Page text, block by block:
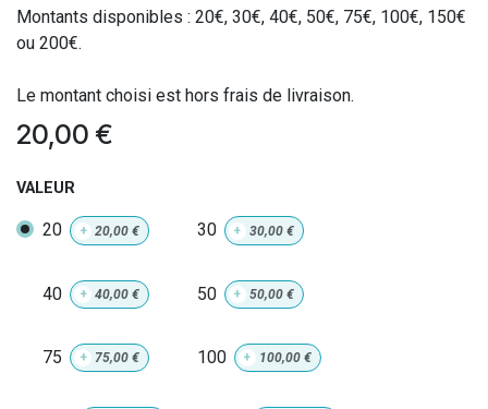
Montants disponibles : 20€, 30€, 40€, 50€, 75€, 100€, 150€
ou 200€.
Le montant choisi est hors frais de livraison.
20,00 €
VALEUR
20 + 20,00 € 30 + 30,00€
40 + 40,00 € 50 + 50,00€
75 + 75,00 € 100 + 100,00€